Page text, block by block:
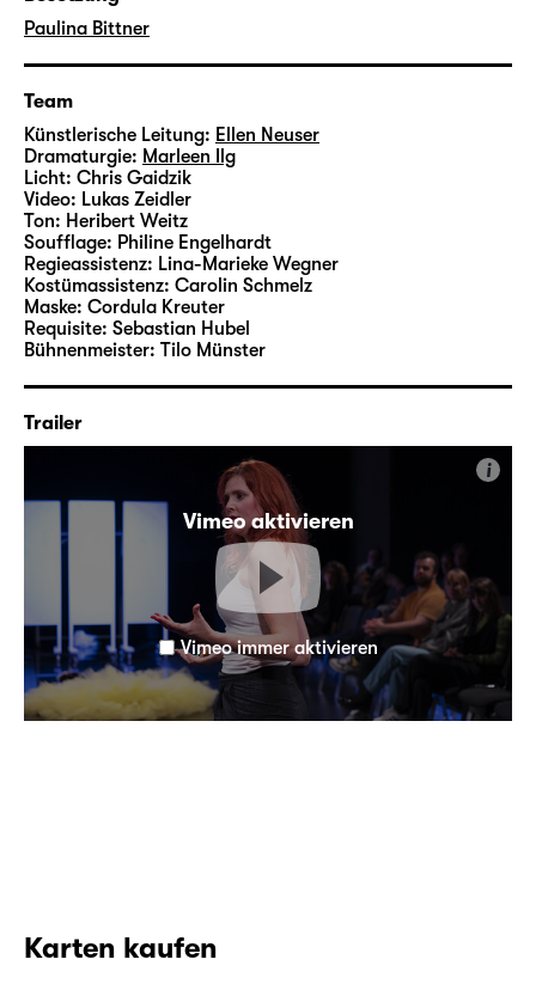
Paulina Bittner.
Paulina Bittner
Team
Künstlerische Leitung: Ellen Neuser
Dramaturgie: Marleen Ilg
Licht: Chris Gaidzik
Video: Lukas Zeidler
Ton: Heribert Weitz
Soufflage: Philine Engelhardt
Regieassistenz: Lina-Marieke Wegner
Kostümassistenz: Carolin Schmelz
Maske: Cordula Kreuter
Requisite: Sebastian Hubel
Bühnenmeister: Tilo Münster
Trailer
Vimeo aktivieren
i
Vimeo immer aktivieren
Karten kaufen